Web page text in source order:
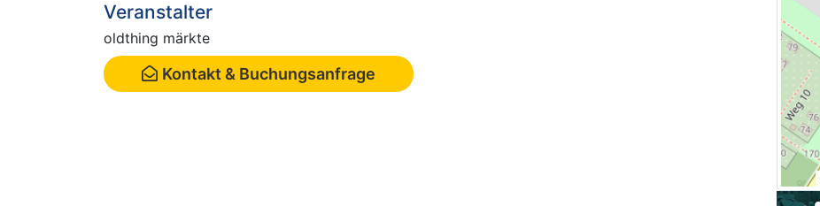
Veranstalter
oldthing märkte
Kontakt & Buchungsanfrage